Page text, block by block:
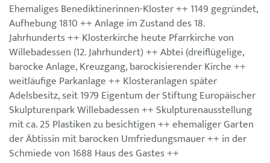
Ehemaliges Benediktinerinnen-Kloster ++ 1149 gegründet,
Aufhebung 1810 ++ Anlage im Zustand des 18.
Jahrhunderts ++ Klosterkirche heute Pfarrkirche von
Willebadessen (12. Jahrhundert) ++ Abtei (dreiflügelige,
barocke Anlage, Kreuzgang, barockisierender Kirche ++
weitläufige Parkanlage ++ Klosteranlagen später
Adelsbesitz, seit 1979 Eigentum der Stiftung Europäischer
Skulpturenpark Willebadessen ++ Skulpturenausstellung
mit ca. 25 Plastiken zu besichtigen ++ ehemaliger Garten
der Äbtissin mit barocken Umfriedungsmauer ++ in der
Schmiede von 1688 Haus des Gastes ++